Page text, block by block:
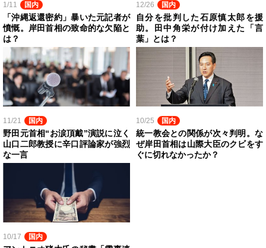
1/11 国内
「沖縄返還密約」暴いた元記者が
憤慨。岸田首相の致命的な欠陥と
は？
12/26 国内
自分を批判した石原慎太郎を援
助。田中角栄が付け加えた「言
葉」とは？
11/21 国内
野田元首相“お涙頂戴”演説に泣く
山口二郎教授に辛口評論家が強烈
な一言
10/25 国内
統一教会との関係が次々判明。な
ぜ岸田首相は山際大臣のクビをす
ぐに切れなかったか？
10/17 国内